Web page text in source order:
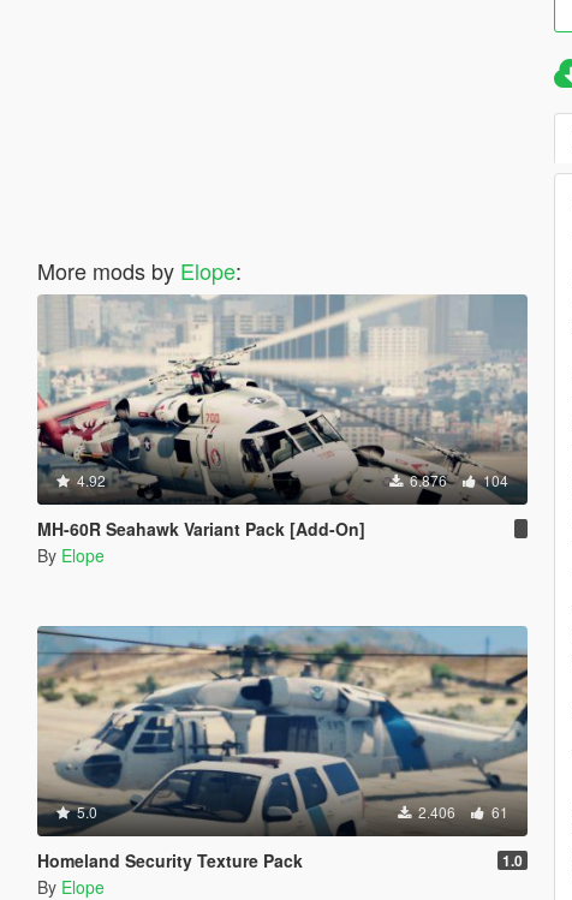
More mods by Elope:
4.92 6.876 104
MH-60R Seahawk Variant Pack [Add-On]
By Elope
5.0 2.406 61
Homeland Security Texture Pack 1.0
By Elope